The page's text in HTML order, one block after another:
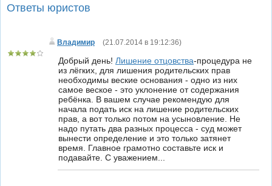
Ответы юристов
Владимир (21.07.2014 в 19:12:36)
Добрый день! Лишение отцовства-процедура не
из лёгких, для лишения родительских прав
необходимы веские основания - одно из них
самое веское - это уклонение от содержания
ребёнка. В вашем случае рекомендую для
начала подать иск на лишение родительских
прав, а вот только потом на усыновление. Не
надо путать два разных процесса - суд может
вынести определение и это только затянет
время. Главное грамотно составьте иск и
подавайте. С уважением...